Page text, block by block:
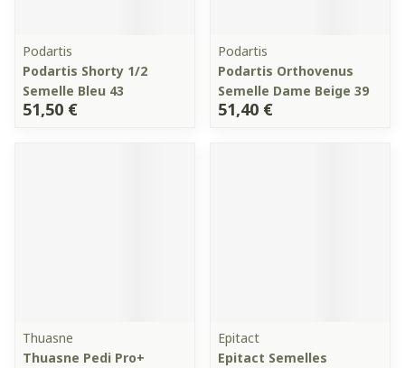
Podartis
Podartis Shorty 1/2
Semelle Bleu 43
51,50 €
Podartis
Podartis Orthovenus
Semelle Dame Beige 39
51,40 €
Thuasne
Thuasne Pedi Pro+
Epitact
Epitact Semelles